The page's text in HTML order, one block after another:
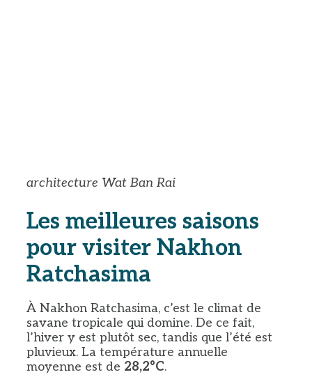
architecture Wat Ban Rai
Les meilleures saisons
pour visiter Nakhon
Ratchasima
À Nakhon Ratchasima, c’est le climat de
savane tropicale qui domine. De ce fait,
l’hiver y est plutôt sec, tandis que l’été est
pluvieux. La température annuelle
moyenne est de 28,2°C.